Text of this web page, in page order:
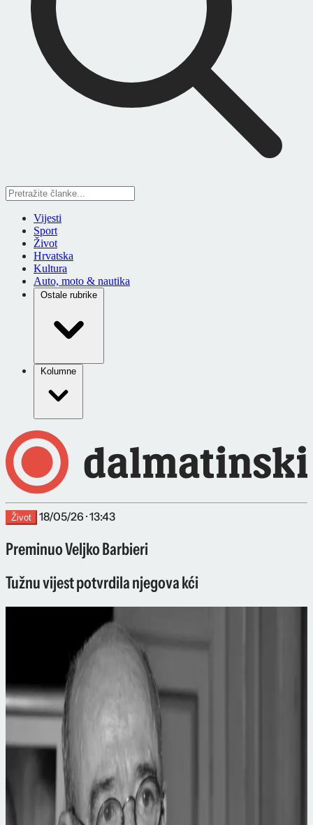
Vijesti
Sport
Život
Hrvatska
Kultura
Auto, moto & nautika
Ostale rubrike
Kolumne
Život 18/05/26 · 13:43
Preminuo Veljko Barbieri
Tužnu vijest potvrdila njegova kći